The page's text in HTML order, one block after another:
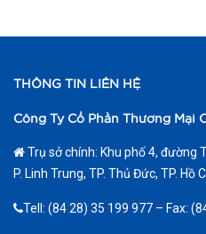
THÔNG TIN LIÊN HỆ
Công Ty Cổ Phần Thương Mại
Trụ sở chính: Khu phố 4, đường
P. Linh Trung, TP. Thủ Đức, TP. Hồ
Tell: (84 28) 35 199 977 – Fax: